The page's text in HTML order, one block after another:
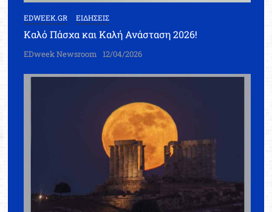
EDWEEK.GR ΕΙΔΗΣΕΙΣ
Καλό Πάσχα και Καλή Ανάσταση 2026!
EDweek Newsroom 12/04/2026